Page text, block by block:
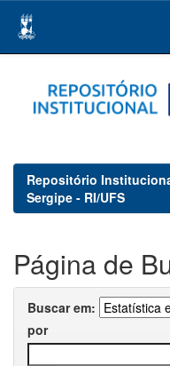
navigation
Repositório
Sergipe - RI/UFS
Página de
Buscar em:
por